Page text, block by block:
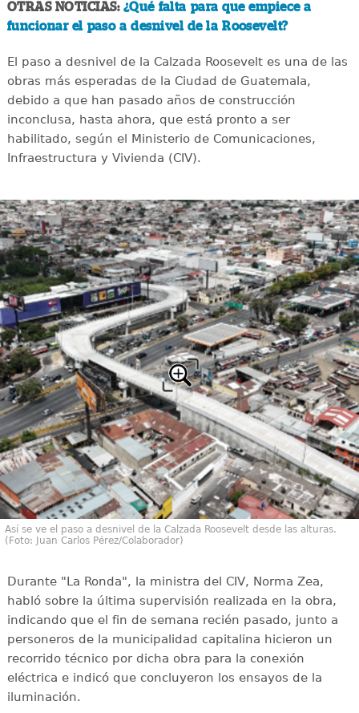
OTRAS NOTICIAS: ¿Qué falta para que empiece a
funcionar el paso a desnivel de la Roosevelt?
El paso a desnivel de la Calzada Roosevelt es una de las
obras más esperadas de la Ciudad de Guatemala,
debido a que han pasado años de construcción
inconclusa, hasta ahora, que está pronto a ser
habilitado, según el Ministerio de Comunicaciones,
Infraestructura y Vivienda (CIV).
Así se ve el paso a desnivel de la Calzada Roosevelt desde las alturas.
(Foto: Juan Carlos Pérez/Colaborador)
Durante "La Ronda", la ministra del CIV, Norma Zea,
habló sobre la última supervisión realizada en la obra,
indicando que el fin de semana recién pasado, junto a
personeros de la municipalidad capitalina hicieron un
recorrido técnico por dicha obra para la conexión
eléctrica e indicó que concluyeron los ensayos de la
iluminación.